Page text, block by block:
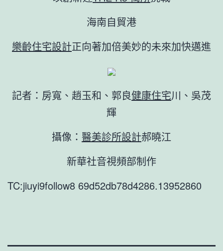
海南自貿港
樂齡住宅設計正向著加倍美妙的未來加快邁進
記者：房寬、趙玉和、郭良健康住宅川、吳茂
輝
攝像： 醫美診所設計郝曉江
新華社音視頻部制作
TC:jiuyi9follow8 69d52db78d4286.13952860